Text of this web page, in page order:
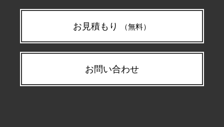
お見積もり （無料）
お問い合わせ